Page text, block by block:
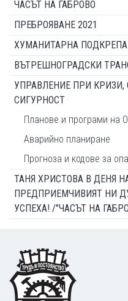
ЧАСЪТ НА ГАБРОВО
ПРЕБРОЯВАНЕ 2021
ХУМАНИТАРНА ПОДКРЕПА
ВЪТРЕШНОГРАДСКИ
УПРАВЛЕНИЕ ПРИ
СИГУРНОСТ
Планове и програми на
Аварийно планиране
Прогноза и кодове за
ТАНЯ ХРИСТОВА В ДЕНЯ
ПРЕДПРИЕМЧИВИЯТ НИ
УСПЕХА! /"ЧАСЪТ НА
Footer